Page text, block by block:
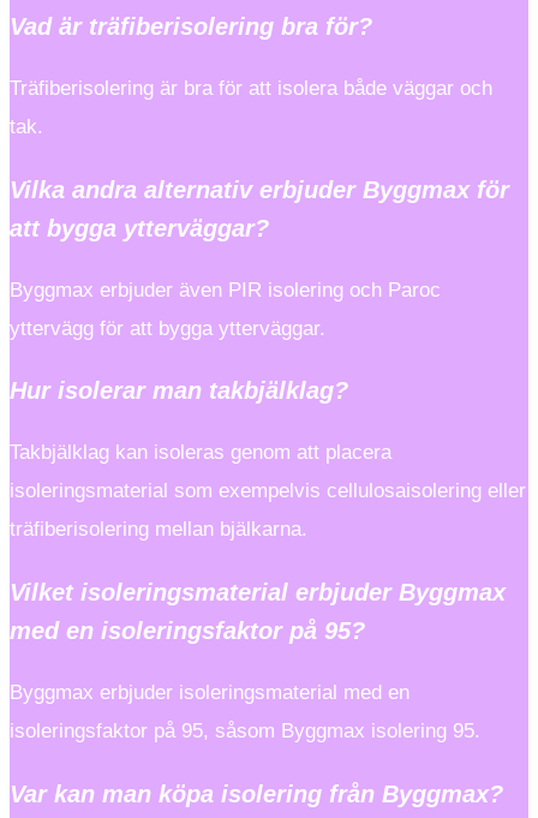
Vad är träfiberisolering bra för?
Träfiberisolering är bra för att isolera både väggar och
tak.
Vilka andra alternativ erbjuder Byggmax för
att bygga ytterväggar?
Byggmax erbjuder även PIR isolering och Paroc
yttervägg för att bygga ytterväggar.
Hur isolerar man takbjälklag?
Takbjälklag kan isoleras genom att placera
isoleringsmaterial som exempelvis cellulosaisolering eller
träfiberisolering mellan bjälkarna.
Vilket isoleringsmaterial erbjuder Byggmax
med en isoleringsfaktor på 95?
Byggmax erbjuder isoleringsmaterial med en
isoleringsfaktor på 95, såsom Byggmax isolering 95.
Var kan man köpa isolering från Byggmax?